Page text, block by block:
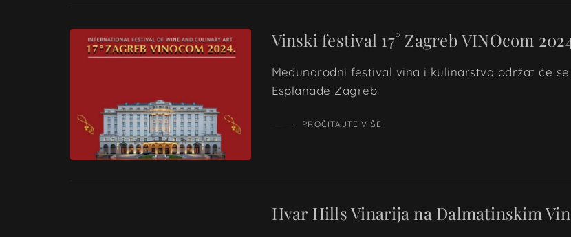
Vinski festival 17° Zagreb VINOcom
Međunarodni festival vina i kulinarstva održat će se
Esplanade Zagreb.
PROČITAJTE VIŠE
Hvar Hills Vinarija na Dalmatinskim